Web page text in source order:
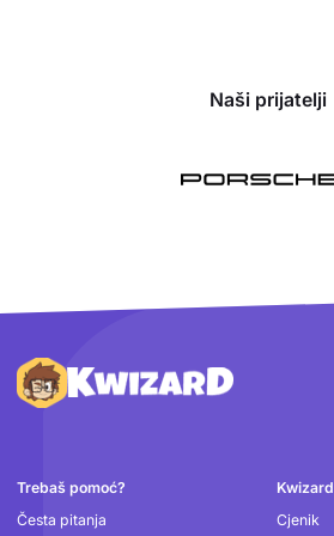
Naši prijatelji
Podnožje
Trebaš pomoć?
Česta pitanja
Kwizard
Cjenik